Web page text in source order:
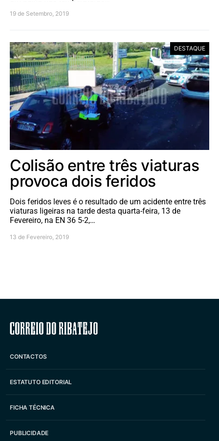
19 de Setembro, 2019
DESTAQUE
Colisão entre três viaturas
provoca dois feridos
Dois feridos leves é o resultado de um acidente entre três
viaturas ligeiras na tarde desta quarta-feira, 13 de
Fevereiro, na EN 36 5-2,…
13 de Fevereiro, 2019
Correio do Ribatejo
CONTACTOS
ESTATUTO EDITORIAL
FICHA TÉCNICA
PUBLICIDADE